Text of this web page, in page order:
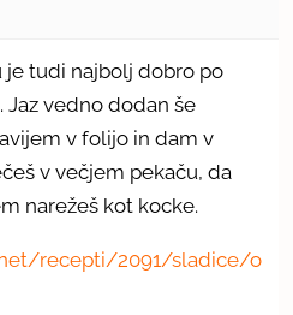
tudi najbolj dobro po
Jaz vedno dodan še
v folijo in dam v
v večjem pekaču, da
narežeš kot kocke.
recepti/2091/sladice/o